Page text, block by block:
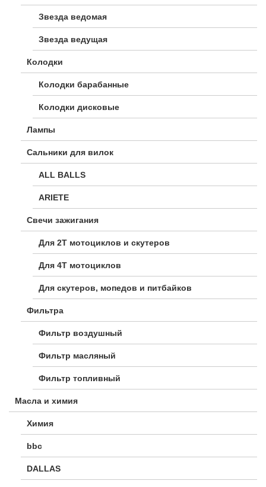
Звезда ведомая
Звезда ведущая
Колодки
Колодки барабанные
Колодки дисковые
Лампы
Сальники для вилок
ALL BALLS
ARIETE
Свечи зажигания
Для 2Т мотоциклов и скутеров
Для 4Т мотоциклов
Для скутеров, мопедов и питбайков
Фильтра
Фильтр воздушный
Фильтр масляный
Фильтр топливный
Масла и химия
Химия
bbc
DALLAS